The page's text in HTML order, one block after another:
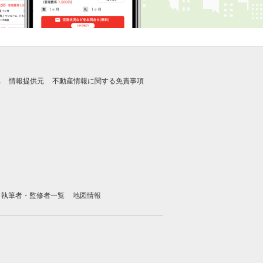
情報提供元 不動産情報に関する免責事項
執筆者・監修者一覧 地図情報